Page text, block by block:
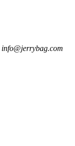
info@jerrybag.com